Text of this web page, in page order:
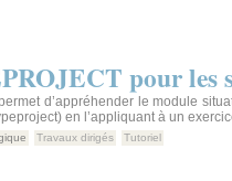
pour les
d’appréhender le module
en l’appliquant à un
Travaux dirigés Tutoriel